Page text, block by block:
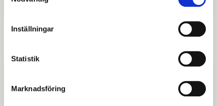
Inställningar
Statistik
Marknadsföring
Lotteri utan registrering
Lotteritillstånd enligt paragraf 17.pdf